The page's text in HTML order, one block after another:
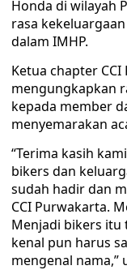
Honda di wilayah
rasa
dalam IMHP.
Ketua chapter
mengungkapkan
kepada member
menyemarakan
“Terima kasih
bikers dan
sudah hadir dan
CCI Purwakarta.
Menjadi bikers itu
kenal pun harus
mengenal nama,”